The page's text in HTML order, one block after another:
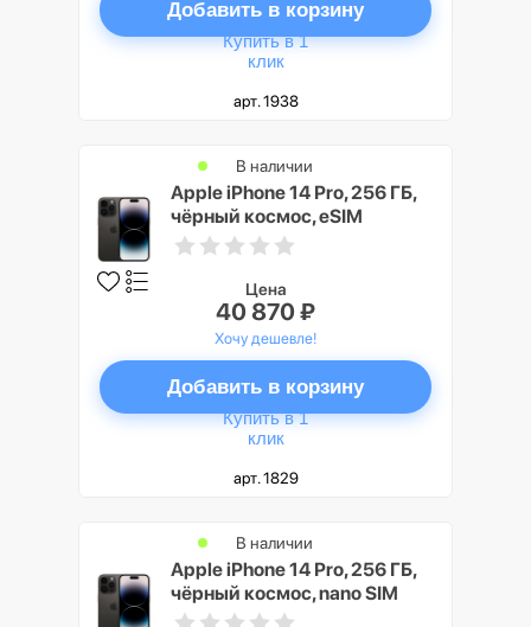
Добавить в корзину
Купить в 1
клик
арт. 1938
Apple iPhone 14 Pro, 256 ГБ,
чёрный космос, eSIM
В наличии
Цена
40 870 ₽
Хочу дешевле!
Добавить в корзину
Купить в 1
клик
арт. 1829
Apple iPhone 14 Pro, 256 ГБ,
чёрный космос, nano SIM
В наличии